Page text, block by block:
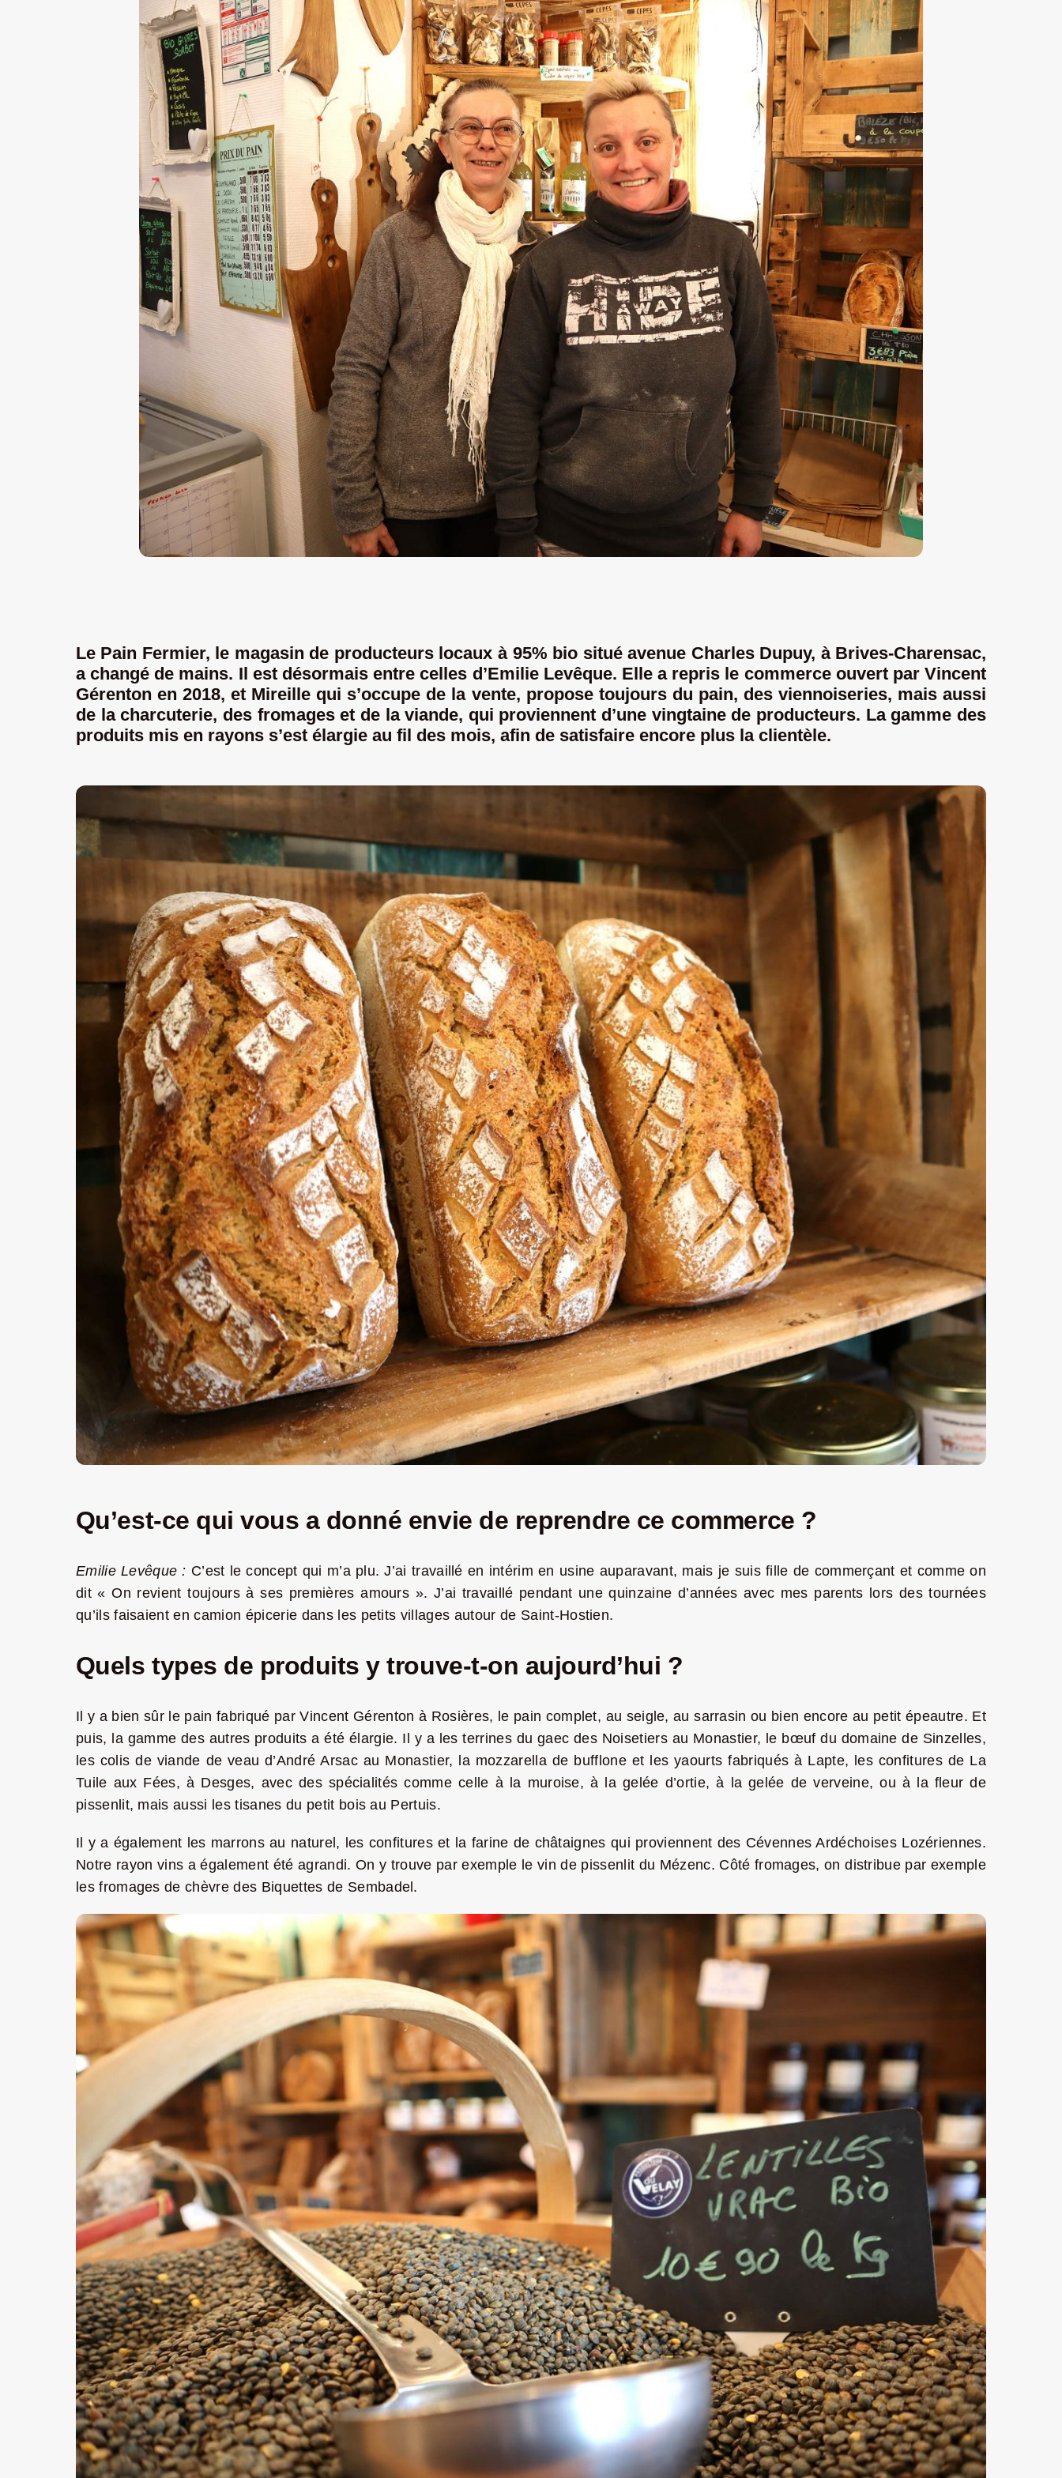
Le Pain Fermier, le magasin de producteurs locaux à 95% bio situé avenue Charles Dupuy, à Brives-Charensac,
a changé de mains. Il est désormais entre celles d’Emilie Levêque. Elle a repris le commerce ouvert par Vincent
Gérenton en 2018, et Mireille qui s’occupe de la vente, propose toujours du pain, des viennoiseries, mais aussi
de la charcuterie, des fromages et de la viande, qui proviennent d’une vingtaine de producteurs. La gamme des
produits mis en rayons s’est élargie au fil des mois, afin de satisfaire encore plus la clientèle.
Qu’est-ce qui vous a donné envie de reprendre ce commerce ?
Emilie Levêque : C’est le concept qui m’a plu. J’ai travaillé en intérim en usine auparavant, mais je suis fille de commerçant et comme on
dit « On revient toujours à ses premières amours ». J’ai travaillé pendant une quinzaine d’années avec mes parents lors des tournées
qu’ils faisaient en camion épicerie dans les petits villages autour de Saint-Hostien.
Quels types de produits y trouve-t-on aujourd’hui ?
Il y a bien sûr le pain fabriqué par Vincent Gérenton à Rosières, le pain complet, au seigle, au sarrasin ou bien encore au petit épeautre. Et
puis, la gamme des autres produits a été élargie. Il y a les terrines du gaec des Noisetiers au Monastier, le bœuf du domaine de Sinzelles,
les colis de viande de veau d’André Arsac au Monastier, la mozzarella de bufflone et les yaourts fabriqués à Lapte, les confitures de La
Tuile aux Fées, à Desges, avec des spécialités comme celle à la muroise, à la gelée d’ortie, à la gelée de verveine, ou à la fleur de
pissenlit, mais aussi les tisanes du petit bois au Pertuis.
Il y a également les marrons au naturel, les confitures et la farine de châtaignes qui proviennent des Cévennes Ardéchoises Lozériennes.
Notre rayon vins a également été agrandi. On y trouve par exemple le vin de pissenlit du Mézenc. Côté fromages, on distribue par exemple
les fromages de chèvre des Biquettes de Sembadel.